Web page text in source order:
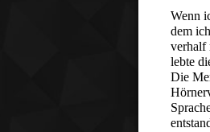
Wenn
dem
verhalf
lebte
Die